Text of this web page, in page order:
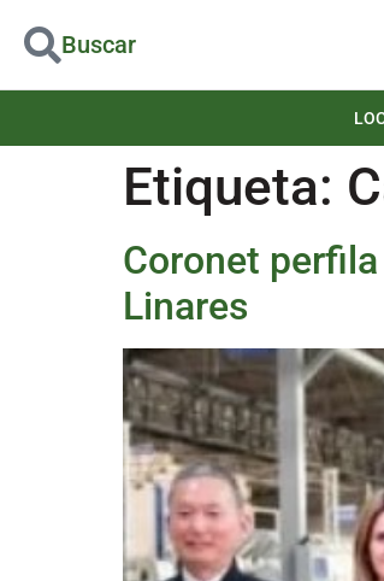
Buscar
Etiqueta:
Coronet
Linares